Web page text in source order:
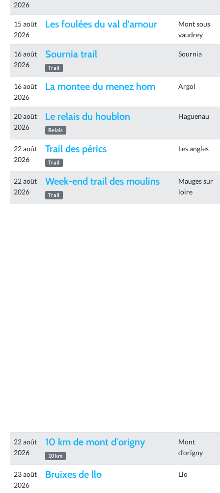
2026
15 août
2026
Les foulées du val d'amour
Mont sous
vaudrey
16 août
2026
Sournia trail
Trail
Sournia
16 août
2026
La montee du menez hom Argol
20 août
2026
Le relais du houblon
Relais
Haguenau
22 août
2026
Trail des pérics
Trail
Les angles
22 août
2026
Week-end trail des moulins
Trail
Mauges sur
loire
22 août
2026
10 km de mont d'origny
10 km
Mont
d’origny
23 août
2026
Bruixes de llo Llo